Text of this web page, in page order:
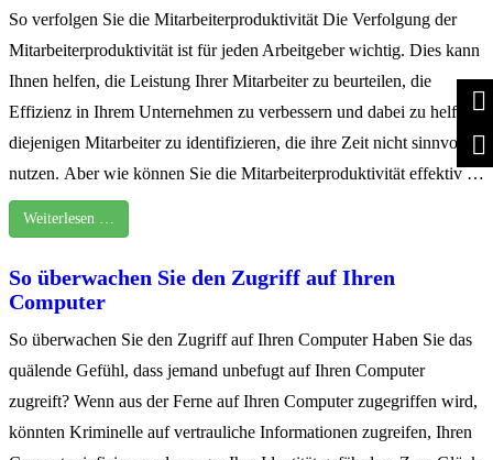
So verfolgen Sie die Mitarbeiterproduktivität Die Verfolgung der
Mitarbeiterproduktivität ist für jeden Arbeitgeber wichtig. Dies kann
Ihnen helfen, die Leistung Ihrer Mitarbeiter zu beurteilen, die
Effizienz in Ihrem Unternehmen zu verbessern und dabei zu helfen,
diejenigen Mitarbeiter zu identifizieren, die ihre Zeit nicht sinnvoll
nutzen. Aber wie können Sie die Mitarbeiterproduktivität effektiv …
Weiterlesen …
So überwachen Sie den Zugriff auf Ihren
Computer
So überwachen Sie den Zugriff auf Ihren Computer Haben Sie das
quälende Gefühl, dass jemand unbefugt auf Ihren Computer
zugreift? Wenn aus der Ferne auf Ihren Computer zugegriffen wird,
könnten Kriminelle auf vertrauliche Informationen zugreifen, Ihren